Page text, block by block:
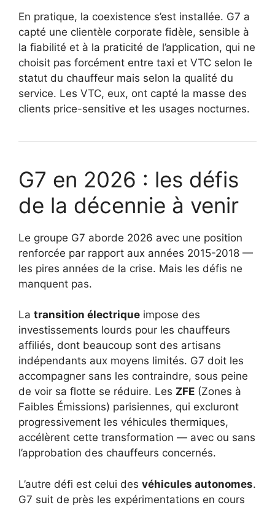
En pratique, la coexistence s’est installée. G7 a
capté une clientèle corporate fidèle, sensible à
la fiabilité et à la praticité de l’application, qui ne
choisit pas forcément entre taxi et VTC selon le
statut du chauffeur mais selon la qualité du
service. Les VTC, eux, ont capté la masse des
clients price-sensitive et les usages nocturnes.
G7 en 2026 : les défis
de la décennie à venir
Le groupe G7 aborde 2026 avec une position
renforcée par rapport aux années 2015-2018 —
les pires années de la crise. Mais les défis ne
manquent pas.
La transition électrique impose des
investissements lourds pour les chauffeurs
affiliés, dont beaucoup sont des artisans
indépendants aux moyens limités. G7 doit les
accompagner sans les contraindre, sous peine
de voir sa flotte se réduire. Les ZFE (Zones à
Faibles Émissions) parisiennes, qui excluront
progressivement les véhicules thermiques,
accélèrent cette transformation — avec ou sans
l’approbation des chauffeurs concernés.
L’autre défi est celui des véhicules autonomes.
G7 suit de près les expérimentations en cours